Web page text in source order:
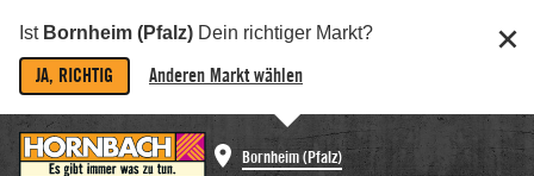
Ist Bornheim (Pfalz) Dein richtiger Markt?
JA, RICHTIG Anderen Markt wählen
Bornheim (Pfalz)